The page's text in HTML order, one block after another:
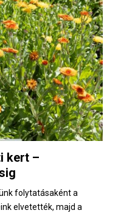
kert –
folytatásaként a
elvetették, majd a